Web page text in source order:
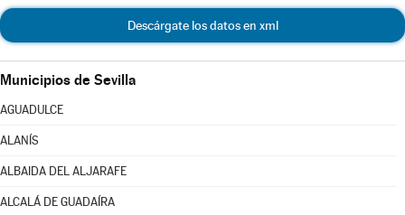
Descárgate los datos en xml
Municipios de Sevilla
AGUADULCE
ALANÍS
ALBAIDA DEL ALJARAFE
ALCALÁ DE GUADAÍRA